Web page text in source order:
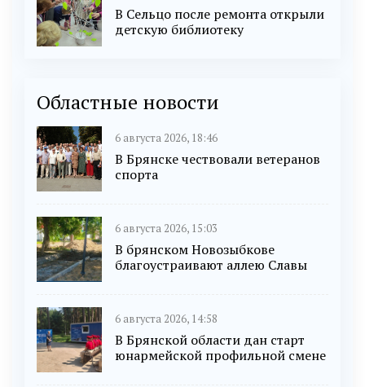
В Сельцо после ремонта открыли
детскую библиотеку
Областные новости
6 августа 2026, 18:46
В Брянске чествовали ветеранов
спорта
6 августа 2026, 15:03
В брянском Новозыбкове
благоустраивают аллею Славы
6 августа 2026, 14:58
В Брянской области дан старт
юнармейской профильной смене